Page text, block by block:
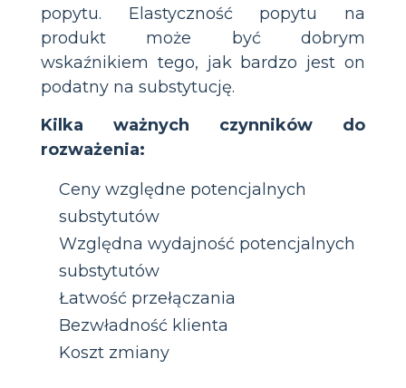
popytu. Elastyczność popytu na
produkt może być dobrym
wskaźnikiem tego, jak bardzo jest on
podatny na substytucję.
Kilka ważnych czynników do
rozważenia:
Ceny względne potencjalnych
substytutów
Względna wydajność potencjalnych
substytutów
Łatwość przełączania
Bezwładność klienta
Koszt zmiany